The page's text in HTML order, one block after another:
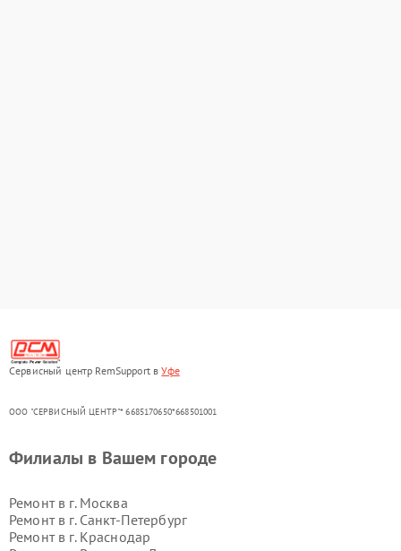
Сервисный центр RemSupport вУфе
ООО "СЕРВИСНЫЙ ЦЕНТР"* 6685170650*668501001
Филиалы в Вашем городе
Ремонт в г. Москва
Ремонт в г. Санкт-Петербург
Ремонт в г. Краснодар